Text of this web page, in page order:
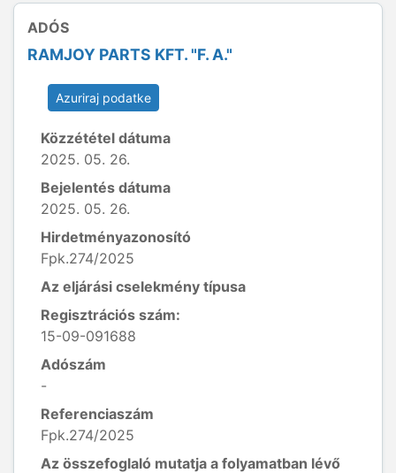
ADÓS
RAMJOY PARTS KFT. "F. A."
Azuriraj podatke
Közzététel dátuma
2025. 05. 26.
Bejelentés dátuma
2025. 05. 26.
Hirdetményazonosító
Fpk.274/2025
Az eljárási cselekmény típusa
Regisztrációs szám:
15-09-091688
Adószám
-
Referenciaszám
Fpk.274/2025
Az összefoglaló mutatja a folyamatban lévő